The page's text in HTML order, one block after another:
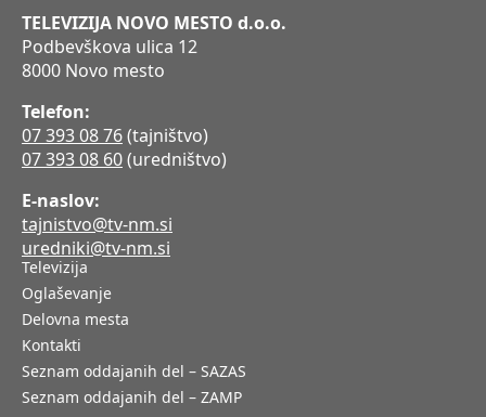
TELEVIZIJA NOVO MESTO d.o.o.
Podbevškova ulica 12
8000 Novo mesto
Telefon:
07 393 08 76(tajništvo)
07 393 08 60(uredništvo)
E-naslov:
tajnistvo@tv-nm.si
uredniki@tv-nm.si
Televizija
Oglaševanje
Delovna mesta
Kontakti
Seznam oddajanih del – SAZAS
Seznam oddajanih del – ZAMP